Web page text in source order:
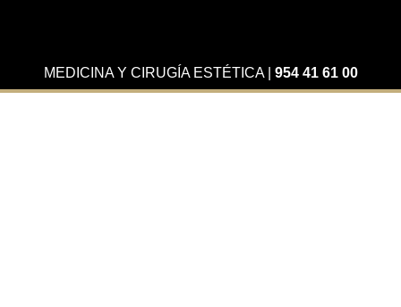
MEDICINA Y CIRUGÍA ESTÉTICA| 954 41 61 00